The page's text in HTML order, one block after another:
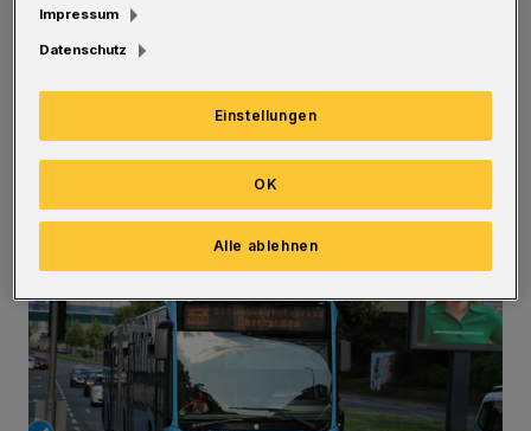
Zeitpunkt nicht klar war, wie schnell sie
behoben werden konnte, setzten die
Wuppertaler Stadtwerke (WSW) umgehend
einen Bus-Ersatzverkehr ein. Er bediente die
Strecke entlang der Talachse zwischen
Oberbarmen und Vohwinkel.
Impressum
Datenschutz
Einstellungen
Alle ablehnen
OK